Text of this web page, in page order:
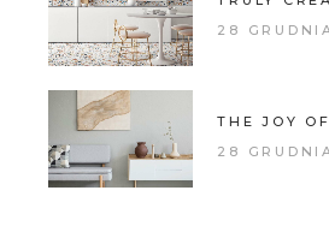
28
THE JOY
28